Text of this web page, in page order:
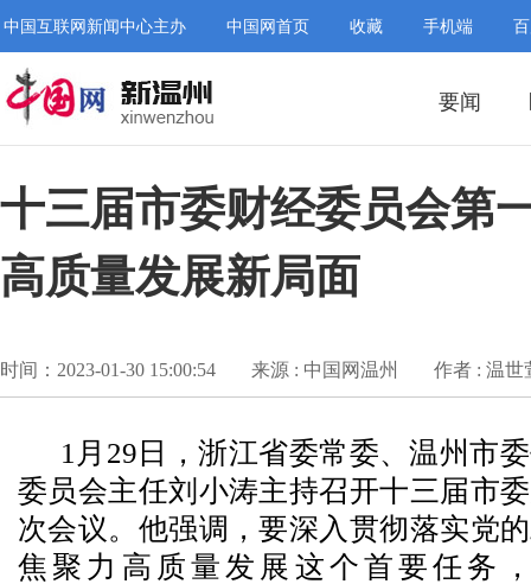
中国互联网新闻中心主办 中国网首页 收藏 手机端
要闻
十三届市委财经委员会第
高质量发展新局面
时间：2023-01-30 15:00:54 来源 : 中国网温州 作者 : 温世
1月29日，浙江省委常委、温州市
委员会主任刘小涛主持召开十三届市
次会议。他强调，要深入贯彻落实党
焦聚力高质量发展这个首要任务